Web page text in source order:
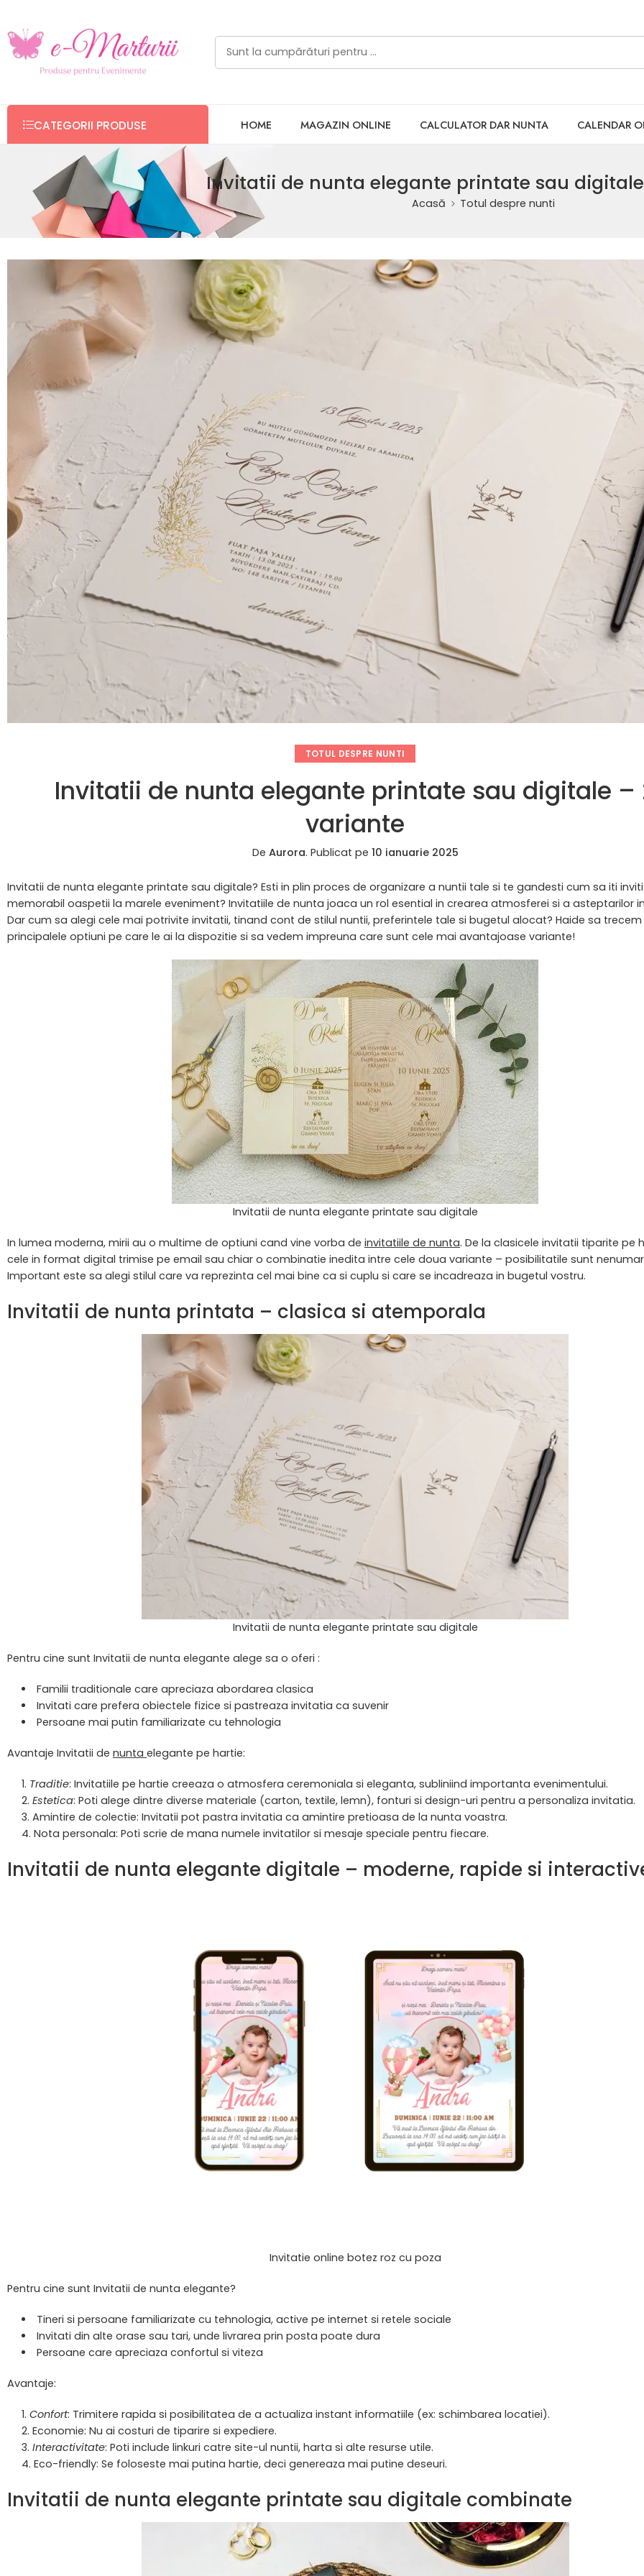
CATEGORII PRODUSE HOME MAGAZIN ONLINE CALCULATOR DAR NUNTA CALENDAR
Invitatii de nunta elegante printate sau
Acasă Totul despre nunti
TOTUL DESPRE NUNTI
Invitatii de nunta elegante printate sau digitale –
variante
De Aurora. Publicat pe 10 ianuarie 2025
Invitatii de nunta elegante printate sau digitale? Esti in plin proces de organizare a nuntii tale si te gandesti cum sa iti
memorabil oaspetii la marele eveniment? Invitatiile de nunta joaca un rol esential in crearea atmosferei si a asteptarilor
Dar cum sa alegi cele mai potrivite invitatii, tinand cont de stilul nuntii, preferintele tale si bugetul alocat? Haide sa
principalele optiuni pe care le ai la dispozitie si sa vedem impreuna care sunt cele mai avantajoase variante!
Invitatii de nunta elegante printate sau digitale
In lumea moderna, mirii au o multime de optiuni cand vine vorba de invitatiile de nunta. De la clasicele invitatii tiparite pe
cele in format digital trimise pe email sau chiar o combinatie inedita intre cele doua variante – posibilitatile sunt
Important este sa alegi stilul care va reprezinta cel mai bine ca si cuplu si care se incadreaza in bugetul vostru.
Invitatii de nunta printata – clasica si atemporala
Invitatii de nunta elegante printate sau digitale
Pentru cine sunt Invitatii de nunta elegante alege sa o oferi :
Familii traditionale care apreciaza abordarea clasica
Invitati care prefera obiectele fizice si pastreaza invitatia ca suvenir
Persoane mai putin familiarizate cu tehnologia
Avantaje Invitatii de nunta elegante pe hartie:
Traditie: Invitatiile pe hartie creeaza o atmosfera ceremoniala si eleganta, subliniind importanta evenimentului.
Estetica: Poti alege dintre diverse materiale (carton, textile, lemn), fonturi si design-uri pentru a personaliza invitatia.
Amintire de colectie: Invitatii pot pastra invitatia ca amintire pretioasa de la nunta voastra.
Nota personala: Poti scrie de mana numele invitatilor si mesaje speciale pentru fiecare.
Invitatii de nunta elegante digitale – moderne, rapide si
Invitatie online botez roz cu poza
Pentru cine sunt Invitatii de nunta elegante?
Tineri si persoane familiarizate cu tehnologia, active pe internet si retele sociale
Invitati din alte orase sau tari, unde livrarea prin posta poate dura
Persoane care apreciaza confortul si viteza
Avantaje:
Confort: Trimitere rapida si posibilitatea de a actualiza instant informatiile (ex: schimbarea locatiei).
Economie: Nu ai costuri de tiparire si expediere.
Interactivitate: Poti include linkuri catre site-ul nuntii, harta si alte resurse utile.
Eco-friendly: Se foloseste mai putina hartie, deci genereaza mai putine deseuri.
Invitatii de nunta elegante printate sau digitale combinate